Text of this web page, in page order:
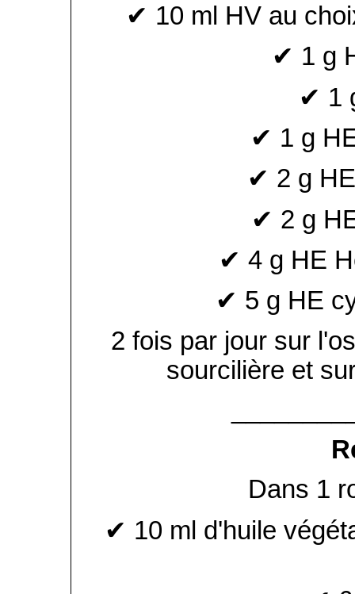
✔ 10 ml HV au
✔ 1 g
✔ 1
✔ 1 g
✔ 2 g
✔ 2 g
✔ 4 g HE
✔ 5 g HE
2 fois par jour sur
sourcilière et
Dans 1
✔ 10 ml d'huile